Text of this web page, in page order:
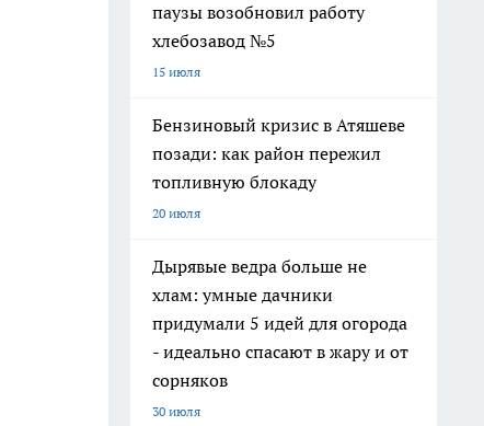
паузы возобновил работу
хлебозавод №5
15 июля
Бензиновый кризис в Атяшеве
позади: как район пережил
топливную блокаду
20 июля
Дырявые ведра больше не
хлам: умные дачники
придумали 5 идей для огорода
- идеально спасают в жару и от
сорняков
30 июля